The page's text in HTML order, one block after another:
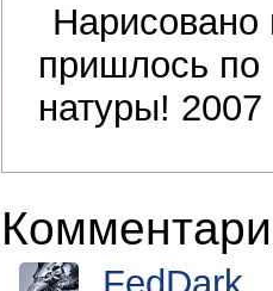
пришлось по
натуры!